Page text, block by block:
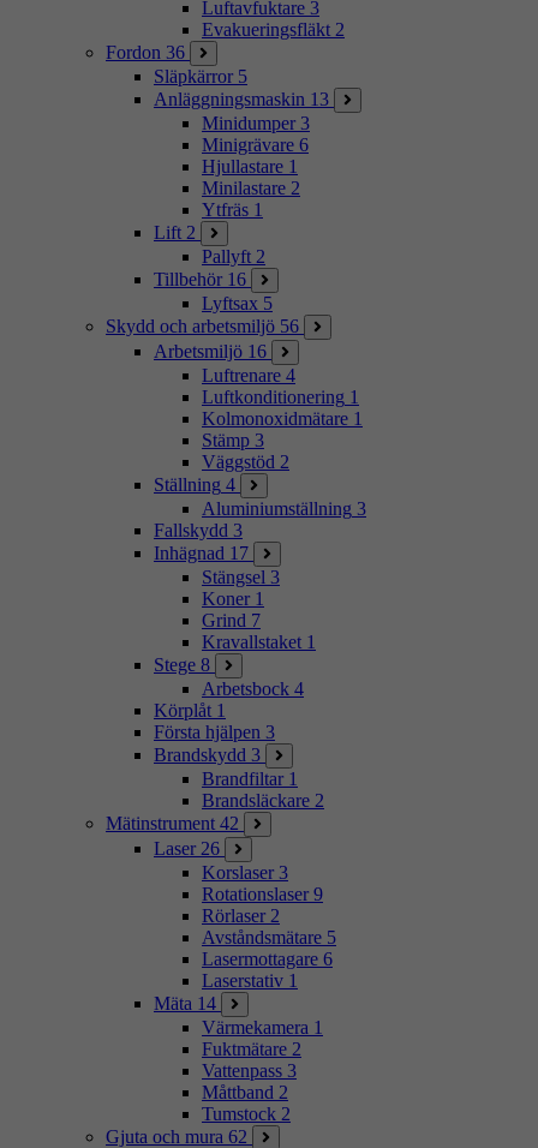
Luftavfuktare 3
Evakueringsfläkt 2
Fordon 36
Släpkärror 5
Anläggningsmaskin 13
Minidumper 3
Minigrävare 6
Hjullastare 1
Minilastare 2
Ytfräs 1
Lift 2
Pallyft 2
Tillbehör 16
Lyftsax 5
Skydd och arbetsmiljö 56
Arbetsmiljö 16
Luftrenare 4
Luftkonditionering 1
Kolmonoxidmätare 1
Stämp 3
Väggstöd 2
Ställning 4
Aluminiumställning 3
Fallskydd 3
Inhägnad 17
Stängsel 3
Koner 1
Grind 7
Kravallstaket 1
Stege 8
Arbetsbock 4
Körplåt 1
Första hjälpen 3
Brandskydd 3
Brandfiltar 1
Brandsläckare 2
Mätinstrument 42
Laser 26
Korslaser 3
Rotationslaser 9
Rörlaser 2
Avståndsmätare 5
Lasermottagare 6
Laserstativ 1
Mäta 14
Värmekamera 1
Fuktmätare 2
Vattenpass 3
Måttband 2
Tumstock 2
Gjuta och mura 62